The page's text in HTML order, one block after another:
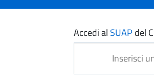
Accedi al SUAP del